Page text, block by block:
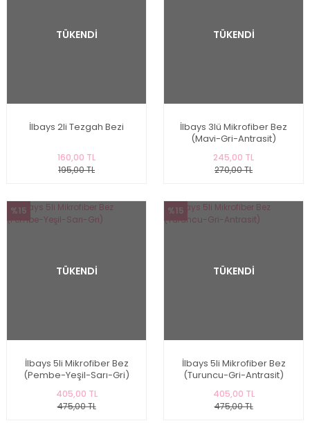
TÜKENDİ
İlbays 2li Tezgah Bezi
160,00 TL
195,00 TL
TÜKENDİ
İlbays 3lü Mikrofiber Bez
(Mavi-Gri-Antrasit)
245,00 TL
270,00 TL
%15
TÜKENDİ
İlbays 5li Mikrofiber Bez
(Pembe-Yeşil-Sarı-Gri)
405,00 TL
475,00 TL
%15
TÜKENDİ
İlbays 5li Mikrofiber Bez
(Turuncu-Gri-Antrasit)
405,00 TL
475,00 TL